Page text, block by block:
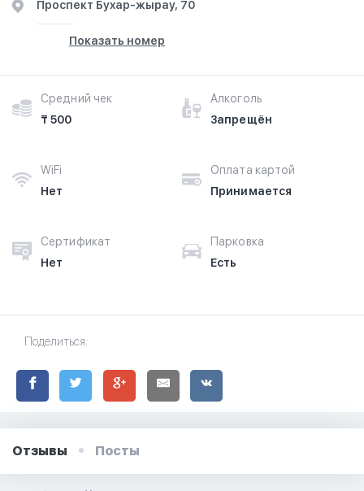
Проспект Бухар-жырау, 70
Показать номер
Средний чек
₸ 500
Алкоголь
Запрещён
WiFi
Нет
Оплата картой
Принимается
Сертификат
Нет
Парковка
Есть
Поделиться:
Отзывы Посты